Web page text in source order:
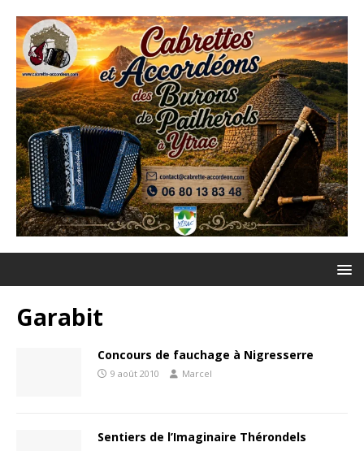
Garabit
Concours de fauchage à Nigresserre
9 août 2010 Marcel
Sentiers de l’Imaginaire Thérondels